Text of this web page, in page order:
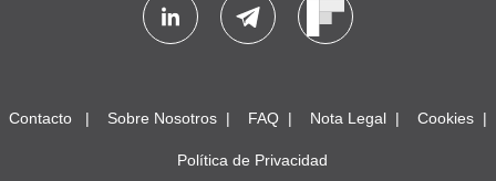
Contacto Sobre Nosotros FAQ Nota Legal Cookies
Política de Privacidad